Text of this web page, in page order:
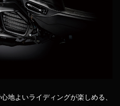
地よいライディングが楽しめる、